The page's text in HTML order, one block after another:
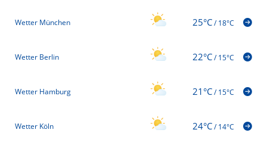
Wetter München 25°C/18°C
Wetter Berlin 22°C/15°C
Wetter Hamburg 21°C/15°C
Wetter Köln 24°C/14°C